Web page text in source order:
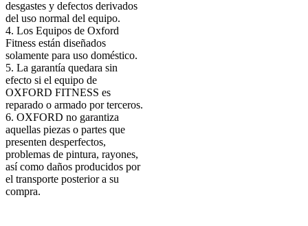
desgastes y defectos derivados
del uso normal del equipo.
4. Los Equipos de Oxford
Fitness están diseñados
solamente para uso doméstico.
5. La garantía quedara sin
efecto si el equipo de
OXFORD FITNESS es
reparado o armado por terceros.
6. OXFORD no garantiza
aquellas piezas o partes que
presenten desperfectos,
problemas de pintura, rayones,
así como daños producidos por
el transporte posterior a su
compra.